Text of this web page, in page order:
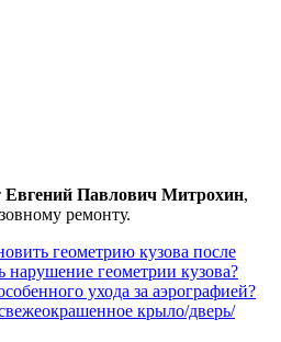
Евгений Павлович Митрохин,
ремонту.
геометрию кузова после
нарушение геометрии кузова?
ухода за аэрографией?
крыло/дверь/